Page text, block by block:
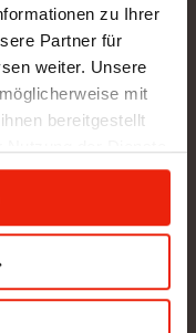
zu Ihrer
Partner für
weiter. Unsere
mit
bereitgestellt